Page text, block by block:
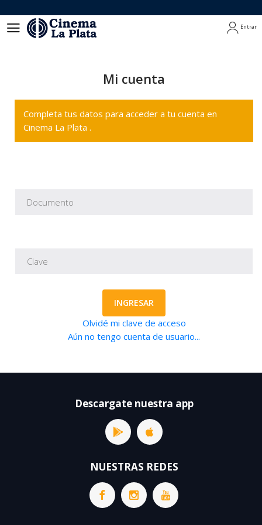
Entrar
Mi cuenta
Completa tus datos para acceder a tu cuenta en
Cinema La Plata .
INGRESAR
Olvidé mi clave de acceso
Aún no tengo cuenta de usuario...
Descargate nuestra app
NUESTRAS REDES